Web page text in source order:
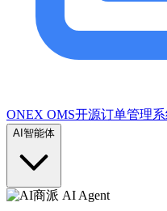
ONEX OMS开源订单管理
AI智能体
商派 AI Agent